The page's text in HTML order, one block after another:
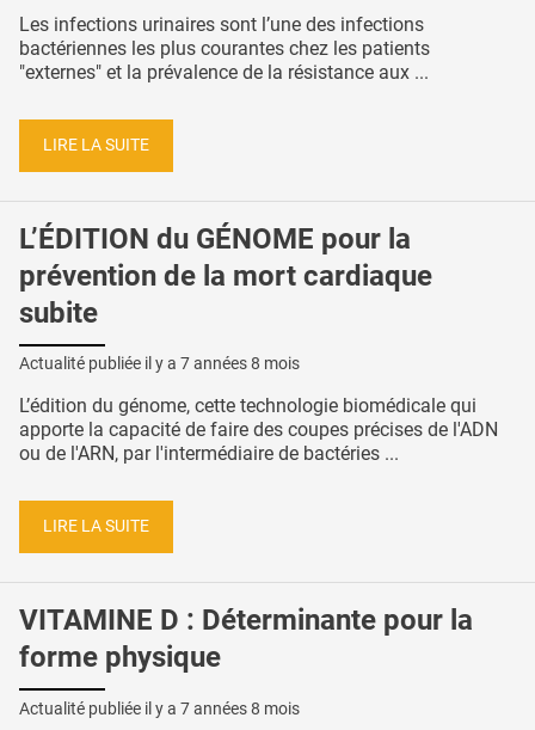
Les infections urinaires sont l’une des infections
bactériennes les plus courantes chez les patients
"externes" et la prévalence de la résistance aux ...
LIRE LA SUITE
L’ÉDITION du GÉNOME pour la
prévention de la mort cardiaque
subite
Actualité publiée il y a 7 années 8 mois
L’édition du génome, cette technologie biomédicale qui
apporte la capacité de faire des coupes précises de l'ADN
ou de l'ARN, par l'intermédiaire de bactéries ...
LIRE LA SUITE
VITAMINE D : Déterminante pour la
forme physique
Actualité publiée il y a 7 années 8 mois